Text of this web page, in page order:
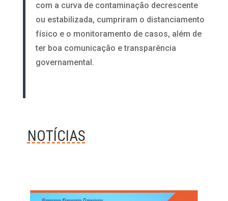
com a curva de contaminação decrescente
ou estabilizada, cumpriram o distanciamento
físico e o monitoramento de casos, além de
ter boa comunicação e transparência
governamental.
NOTÍCIAS